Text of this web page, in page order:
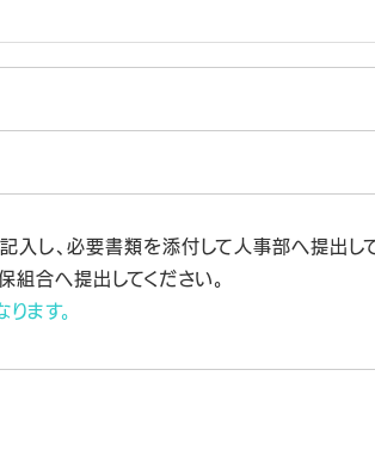
入し、必要書類を添付して人事部へ提出し
合へ提出してください。
ます。